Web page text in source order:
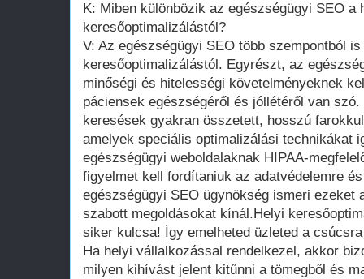
K: Miben különbözik az egészségügyi SEO a
keresőoptimalizálástól?
V: Az egészségügyi SEO több szempontból
keresőoptimalizálástól. Egyrészt, az
minőségi és hitelességi követelményeknek
páciensek egészségéről és jóllétéről van
keresések gyakran összetett, hosszú
amelyek speciális optimalizálási technikákat
egészségügyi weboldalaknak HIPAA-
figyelmet kell fordítaniuk az adatvédelemre
egészségügyi SEO ügynökség ismeri ezeket
szabott megoldásokat kínál.Helyi
siker kulcsa! Így emelheted üzleted a csúcsra
Ha helyi vállalkozással rendelkezel, akkor
milyen kihívást jelent kitűnni a tömegből és